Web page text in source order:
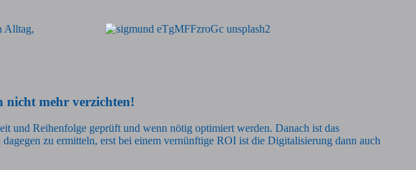
Alltag,
mehr verzichten!
und Reihenfolge geprüft und wenn nötig optimiert werden. Danach ist das
zu ermitteln, erst bei einem vernünftige ROI ist die Digitalisierung dann auch